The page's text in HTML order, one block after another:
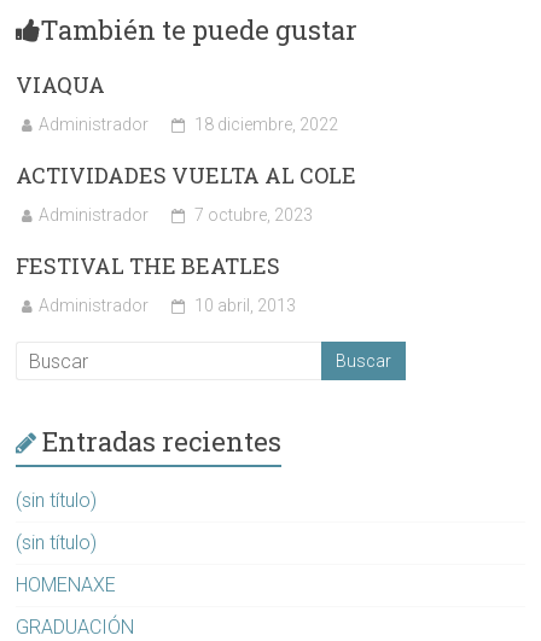
También te puede gustar
VIAQUA
Administrador 18 diciembre, 2022
ACTIVIDADES VUELTA AL COLE
Administrador 7 octubre, 2023
FESTIVAL THE BEATLES
Administrador 10 abril, 2013
Entradas recientes
(sin título)
(sin título)
HOMENAXE
GRADUACIÓN